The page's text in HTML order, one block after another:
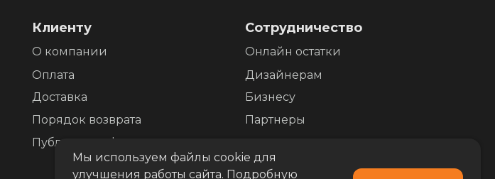
Мы используем файлы cookie для
улучшения работы сайта. Подробную
Клиенту
О компании
Оплата
Сотрудничество
Дизайнерам
Бизнесу
Публичная оферта
Партнеры
Доставка
Онлайн остатки
Порядок возврата